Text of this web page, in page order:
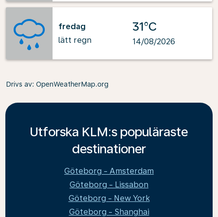
fredag
lätt regn
31°C
14/08/2026
Drivs av: OpenWeatherMap.org
Utforska KLM:s populäraste
destinationer
Göteborg - Amsterdam
Göteborg - Lissabon
Göteborg - New York
Göteborg - Shanghai